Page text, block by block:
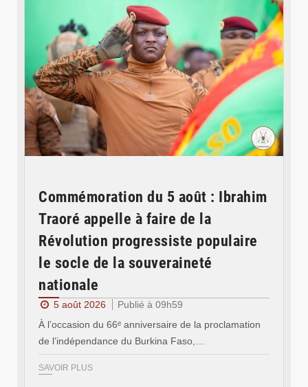
Commémoration du 5 août : Ibrahim
Traoré appelle à faire de la
Révolution progressiste populaire
le socle de la souveraineté
nationale
5 août 2026
Publié à 09h59
À l’occasion du 66ᵉ anniversaire de la proclamation
de l’indépendance du Burkina Faso,…
SAVOIR PLUS